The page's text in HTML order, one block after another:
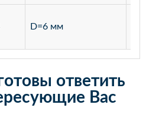
D=6 мм
ответить
Вас